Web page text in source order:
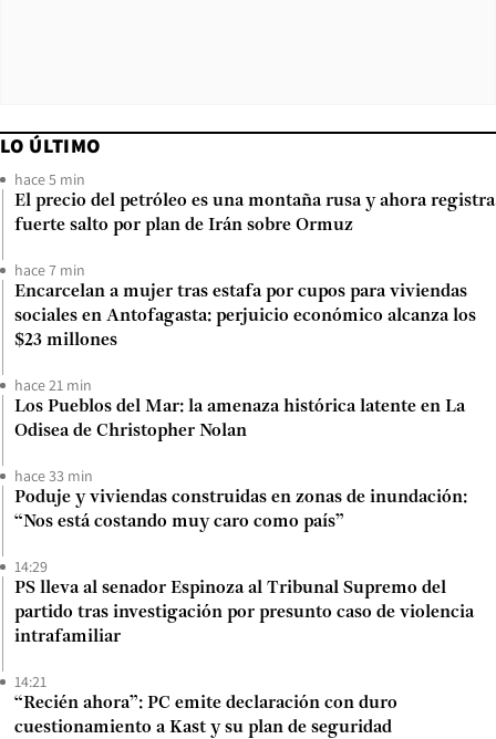
LO ÚLTIMO
hace 5 min
El precio del petróleo es una montaña rusa y ahora registra
fuerte salto por plan de Irán sobre Ormuz
hace 7 min
Encarcelan a mujer tras estafa por cupos para viviendas
sociales en Antofagasta: perjuicio económico alcanza los
$23 millones
hace 21 min
Los Pueblos del Mar: la amenaza histórica latente en La
Odisea de Christopher Nolan
hace 33 min
Poduje y viviendas construidas en zonas de inundación:
“Nos está costando muy caro como país”
14:29
PS lleva al senador Espinoza al Tribunal Supremo del
partido tras investigación por presunto caso de violencia
intrafamiliar
14:21
“Recién ahora”: PC emite declaración con duro
cuestionamiento a Kast y su plan de seguridad